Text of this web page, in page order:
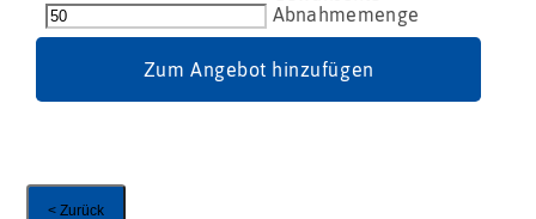
"
mmm
30g
Zum Angebot hinzufügen
< Zurück